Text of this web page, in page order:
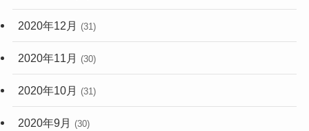
2020年12月 (31)
2020年11月 (30)
2020年10月 (31)
2020年9月 (30)